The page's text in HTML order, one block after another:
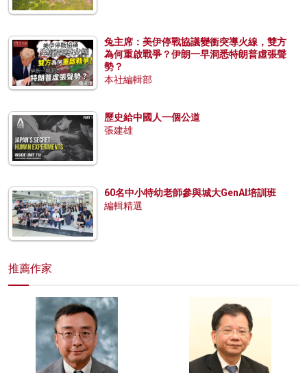
兔主席：美伊停戰協議變衝突導火線，雙方
為何重啟戰爭？伊朗一早洞悉特朗普虛張聲
勢？
本社編輯部
歷史給中國人一個公道
張建雄
60名中小特幼老師參與城大GenAI培訓班
編輯精選
推薦作家